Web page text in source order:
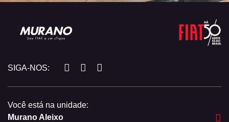
SIGA-NOS:
Você está na unidade:
Murano Aleixo